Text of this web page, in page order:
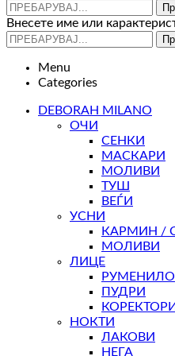
Внесете име или
Menu
Categories
DEBORAH MILANO
ОЧИ
СЕНКИ
МАСКАРИ
МОЛИВИ
ТУШ
ВЕЃИ
УСНИ
КАРМИН /
МОЛИВИ
ЛИЦЕ
РУМЕНИЛО
ПУДРИ
КОРЕКТОРИ
НОКТИ
ЛАКОВИ
НЕГА